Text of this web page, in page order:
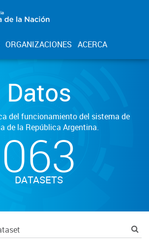
ORGANIZACIONES ACERCA
Datos
del funcionamiento del sistema de
de la República Argentina.
063
DATASETS